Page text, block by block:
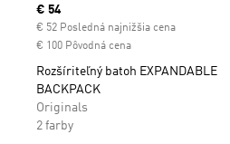
Current price
€ 54
€ 52 Posledná najnižšia cena
€ 100 Pôvodná cena
Rozšíriteľný batoh EXPANDABLE
BACKPACK
Originals
2 farby